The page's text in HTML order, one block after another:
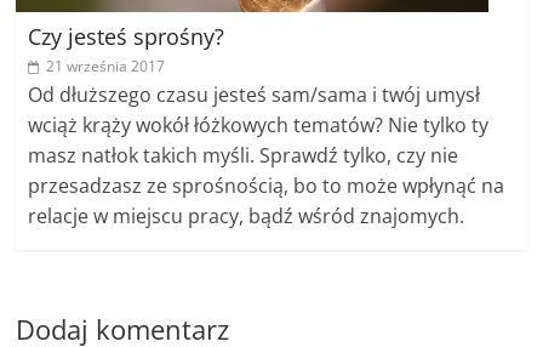
Czy jesteś sprośny?
21 września 2017
Od dłuższego czasu jesteś sam/sama i twój umysł
wciąż krąży wokół łóżkowych tematów? Nie tylko ty
masz natłok takich myśli. Sprawdź tylko, czy nie
przesadzasz ze sprośnością, bo to może wpłynąć na
relacje w miejscu pracy, bądź wśród znajomych.
Dodaj komentarz